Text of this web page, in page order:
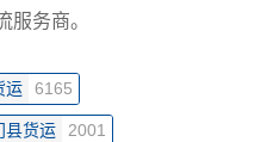
服务商。
运 6165
县货运 2001